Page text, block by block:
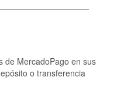
de MercadoPago en sus
o transferencia